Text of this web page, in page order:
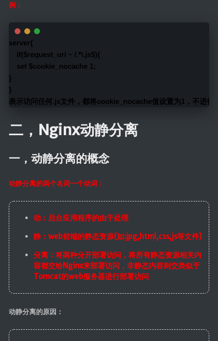
例：
server{
    if($request_uri ~ /.*\.js$){
    set $cookie_nocache 1;
}
}
表示访问任何.js文件，都将cookie_nocache值设置为1，不进行
二，Nginx动静分离
一，动静分离的概念
动静分离的两个名词一个动词：
动：后台应用程序的由于处理
静：web前端的静态资源(如:jpg,html,css,js等文件)
分离：将两种分开部署访问，将所有静态资源相关内
容都交给Nginx来部署访问，非静态内容则交类似于
Tomcat的web服务器进行部署访问
动静分离的原因：